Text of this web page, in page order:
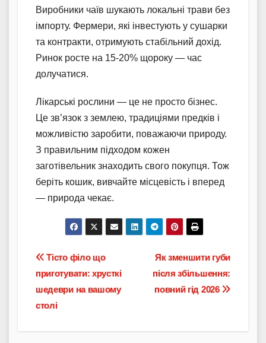
Виробники чаїв шукають локальні трави без
імпорту. Фермери, які інвестують у сушарки
та контракти, отримують стабільний дохід.
Ринок росте на 15-20% щороку — час
долучатися.
Лікарські рослини — це не просто бізнес.
Це зв’язок з землею, традиціями предків і
можливістю заробити, поважаючи природу.
З правильним підходом кожен
заготівельник знаходить свого покупця. Тож
беріть кошик, вивчайте місцевість і вперед
— природа чекає.
Навігація
записів
Як зменшити губи
після збільшення:
повний гід 2026
Тісто філо що
приготувати: хрусткі
шедеври на вашому
столі